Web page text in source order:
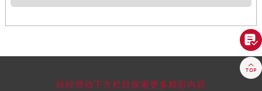
轻轻滑动下方栏目探索更多精彩内容

